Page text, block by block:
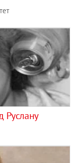
Руслану